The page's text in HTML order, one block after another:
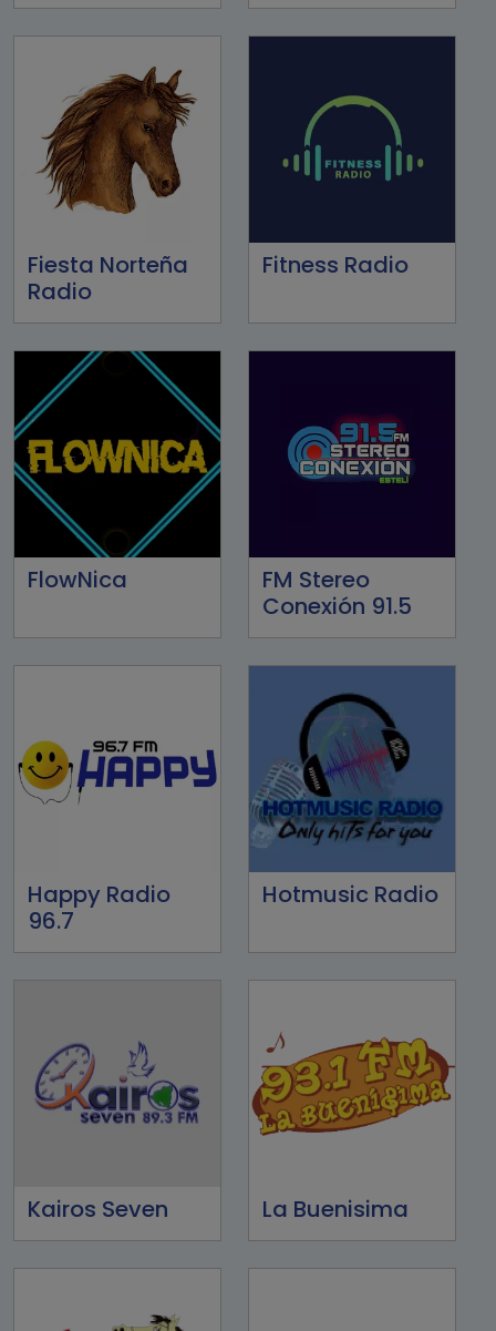
Fiesta Norteña
Radio
Fitness Radio
FlowNica
FM Stereo
Conexión 91.5
Happy Radio
96.7
Hotmusic Radio
Kairos Seven La Buenisima